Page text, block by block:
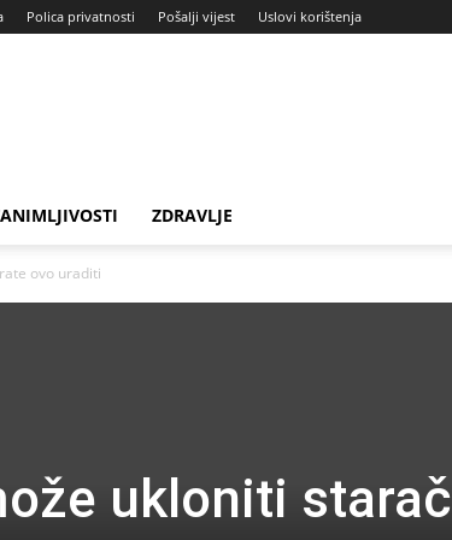
Polica privatnosti Pošalji vijest Uslovi korištenja
ZDRAVLJE
ovo uraditi
ukloniti